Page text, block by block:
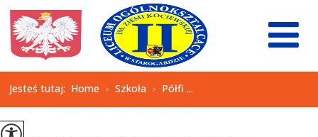
Jesteś tutaj: Home > Szkoła > Półfi ...